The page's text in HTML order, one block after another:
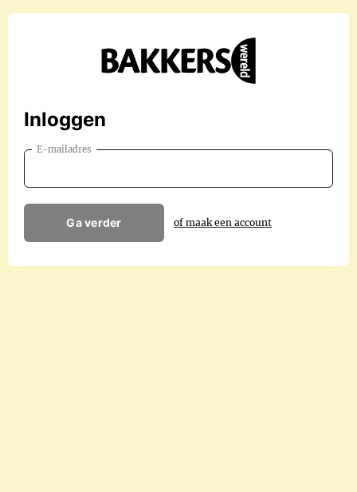
Inloggen
E-mailadres
Ga verder of maak een account